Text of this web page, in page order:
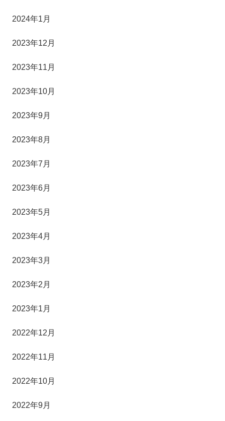
2024年1月
2023年12月
2023年11月
2023年10月
2023年9月
2023年8月
2023年7月
2023年6月
2023年5月
2023年4月
2023年3月
2023年2月
2023年1月
2022年12月
2022年11月
2022年10月
2022年9月